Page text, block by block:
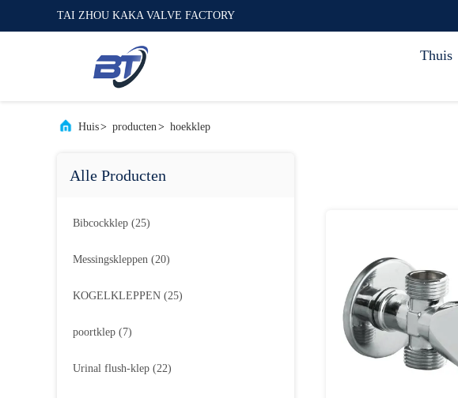
TAI ZHOU KAKA VALVE FACTORY
Thuis
Huis> producten> hoekklep
Alle Producten
Bibcockklep (25)
Messingskleppen (20)
KOGELKLEPPEN (25)
poortklep (7)
Urinal flush-klep (22)